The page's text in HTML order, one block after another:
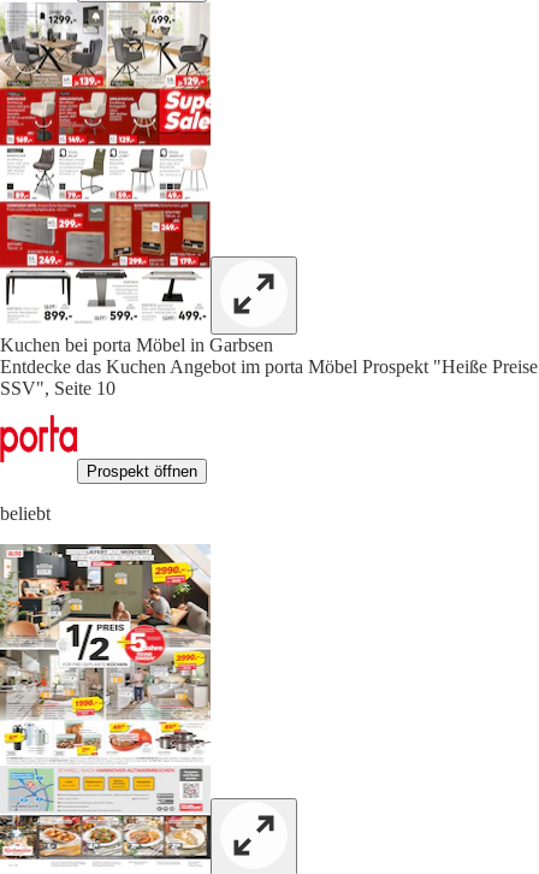
Kuchen bei porta Möbel in Garbsen
Entdecke das Kuchen Angebot im porta Möbel Prospekt "Heiße Preise
SSV", Seite 10
Prospekt öffnen
beliebt